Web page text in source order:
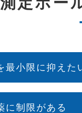
最小限に抑えた
に制限がある